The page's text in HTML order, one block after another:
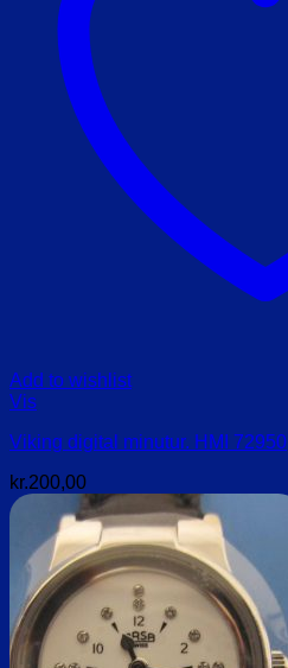
Add to wishlist
Vis
Viking digital minutur. HMI 72950
kr.200,00